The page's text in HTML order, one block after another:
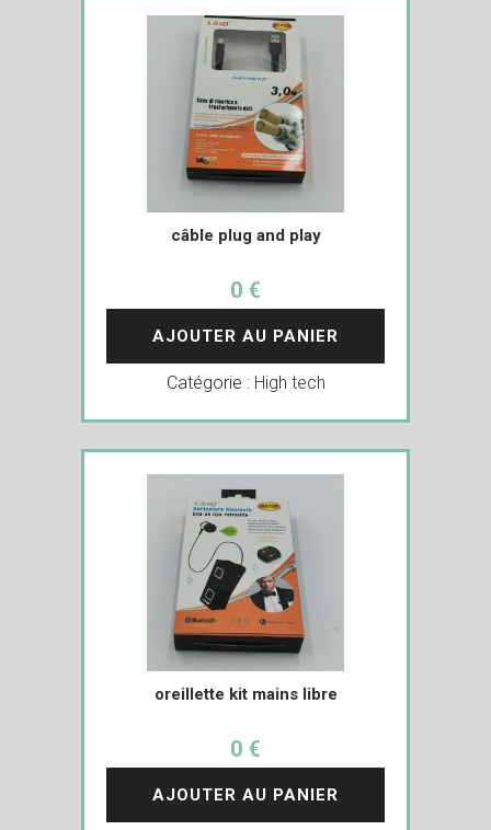
câble plug and play
0 €
AJOUTER AU PANIER
Catégorie : High tech
oreillette kit mains libre
0 €
AJOUTER AU PANIER